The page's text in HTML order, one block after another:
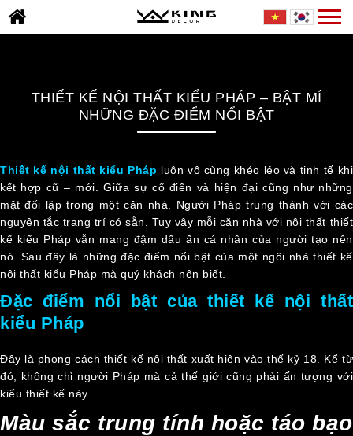
Skip
TRANG
CHỦ
TỨC
THƯ
VIỆN
BÁO
GIÁ
TUYỂN
DỤNG
HỆ
THIẾT KẾ NỘI THẤT KIỂU PHÁP – BẬT MÍ
NHỮNG ĐẶC ĐIỂM NỔI BẬT
Thiết kế nội thất kiểu Pháp luôn vô cùng khéo léo và tinh tế khi
kết hợp cũ – mới. Giữa sự cổ điển và hiện đại cũng như những
mặt đối lập trong một căn nhà. Người Pháp trung thành với các
nguyên tắc trang trí có sẵn. Tuy vậy mỗi căn nhà với nội thất thiết
kế kiểu Pháp vẫn mang đậm dấu ấn cá nhân của người tạo nên
nó. Sau đây là những đặc điểm nổi bật của một ngôi nhà thiết kế
nội thất kiểu Pháp mà quý khách nên biết.
Đặc điểm nổi bật của thiết kế nội thất
kiểu Pháp
Đây là phong cách thiết kế nội thất xuất hiện vào thế kỷ 18. Kể từ
đó, không chỉ người Pháp mà cả thế giới cũng phải ấn tượng với
kiểu thiết kế này.
Màu sắc trung tính hoặc táo bạo